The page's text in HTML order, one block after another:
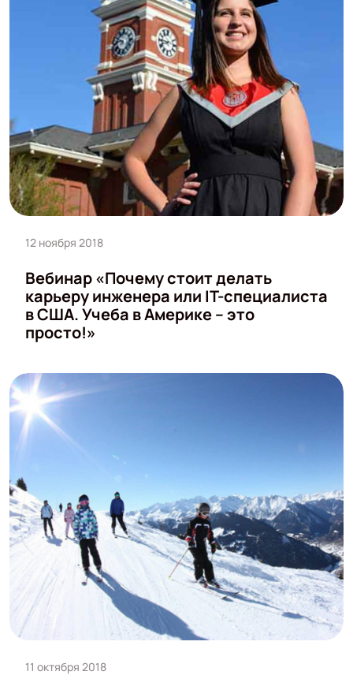
12 ноября 2018
Вебинар «Почему стоит делать
карьеру инженера или IT-специалиста
в США. Учеба в Америке – это
просто!»
11 октября 2018